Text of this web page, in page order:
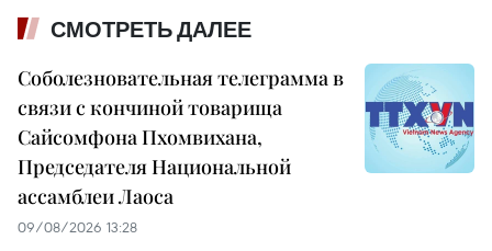
СМОТРЕТЬ ДАЛЕЕ
Соболезновательная телеграмма в
связи с кончиной товарища
Сайсомфона Пхомвихана,
Председателя Национальной
ассамблеи Лаоса
09/08/2026 13:28